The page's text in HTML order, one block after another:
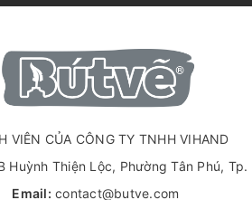
VIÊN CỦA CÔNG TY TNHH VIHAND
Huỳnh Thiện Lộc, Phường Tân Phú, Tp.
Email: contact@butve.com